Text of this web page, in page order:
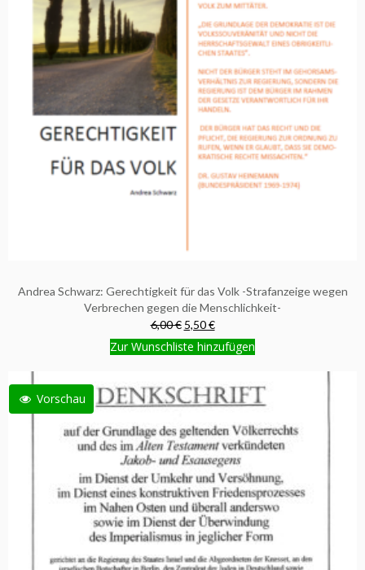
Andrea Schwarz: Gerechtigkeit für das Volk -Strafanzeige wegen
Verbrechen gegen die Menschlichkeit-
6,00 € 5,50 €
Zur Wunschliste hinzufügen
Vorschau